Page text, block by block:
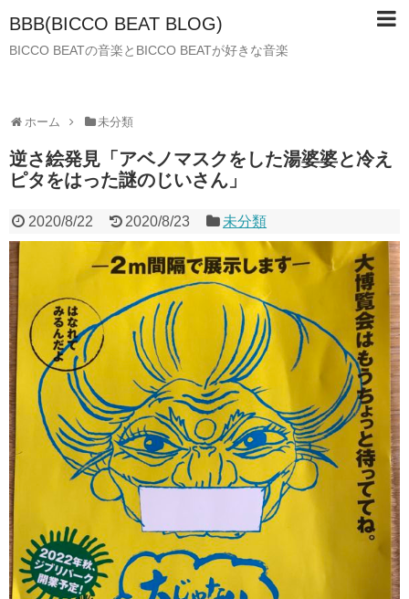
BBB(BICCO BEAT BLOG)
BICCO BEATの音楽とBICCO BEATが好きな音楽
ホーム 未分類
逆さ絵発見「アベノマスクをした湯婆婆と冷え
ピタをはった謎のじいさん」
2020/8/22 2020/8/23 未分類